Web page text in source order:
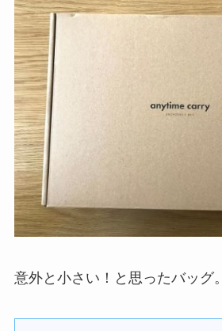
意外と小さい！と思ったバッグ。